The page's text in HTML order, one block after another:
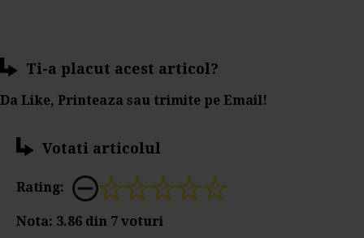
Ti-a placut acest articol?
Da Like, Printeaza sau trimite pe Email!
Votati articolul
Rating:
Nota: 3.86 din 7 voturi